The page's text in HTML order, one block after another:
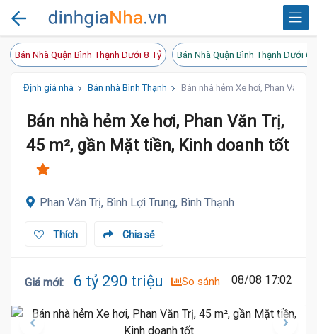
Bán Nhà Quận Bình Thạnh Dưới 8 Tỷ Bán Nhà Quận Bình Thạnh Dưới 6
Định giá nhà Bán nhà Bình Thạnh Bán nhà hẻm Xe hơi, Phan Văn
Bán nhà hẻm Xe hơi, Phan Văn Trị,
45 m², gần Mặt tiền, Kinh doanh tốt
Phan Văn Trị, Bình Lợi Trung, Bình Thạnh
Chia sẻ
Thích
Giá mới: 6 tỷ 290 triệu So sánh 08/08 17:02